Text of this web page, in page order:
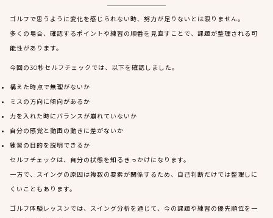
ゴルフで思うように変化を感じられない時、努力が足りないとは限りません。
多くの場合、確認するポイントや練習の順番を見直すことで、課題が整理される可
能性があります。
今回の30秒セルフチェックでは、以下を確認しました。
構えた時点で無理がないか
ミスの方向に傾向があるか
力を入れた時にバランスが崩れていないか
自分の感覚と動画の動きに差がないか
練習の目的を説明できるか
セルフチェックは、自分の状態を知るきっかけになります。
一方で、スイングの原因は複数の要素が関係するため、自己判断だけでは整理しに
くいこともあります。
ゴルフ体験レッスンでは、スイング分析を通じて、今の課題や練習の優先順位を一